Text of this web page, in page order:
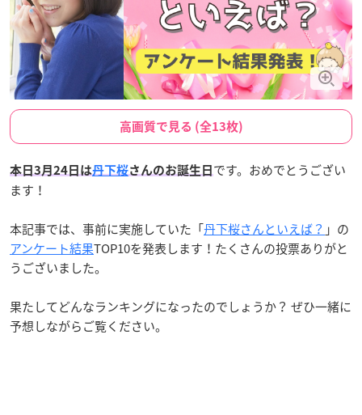
高画質で見る (全13枚)
本日3月24日は丹下桜さんのお誕生日 です。おめでとうござい
ます！
本記事では、事前に実施していた「丹下桜さんといえば？ 」の
アンケート結果TOP10を発表します！たくさんの投票ありがと
うございました。
果たしてどんなランキングになったのでしょうか？ ぜひ一緒に
予想しながらご覧ください。